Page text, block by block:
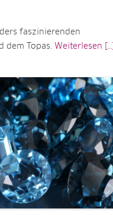
faszinierenden
dem Topas. Weiterlesen [...]